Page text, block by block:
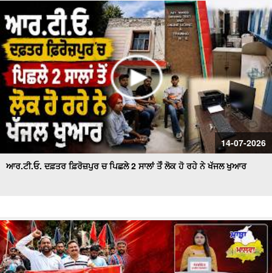
14-07-2026
ਆਰ.ਟੀ.ਓ. ਦਫ਼ਤਰ ਫ਼ਿਰੋਜ਼ਪੁਰ ਚ ਪਿਛਲੇ 2 ਸਾਲਾਂ ਤੋੰ ਲੋਕ ਹੋ ਰਹੇ ਨੇ ਖੱਜਲ ਖੁਆਰ